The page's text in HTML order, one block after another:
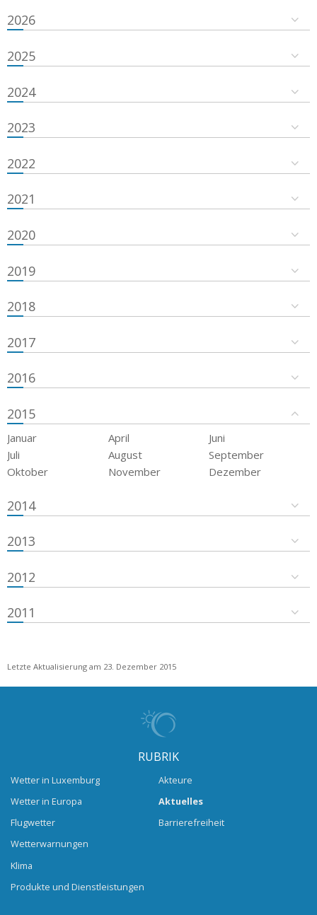
2026
2025
2024
2023
2022
2021
2020
2019
2018
2017
2016
2015
Januar April
Juni
Juli
August
September
Oktober
November Dezember
2014
2013
2012
2011
Letzte Aktualisierung am 23. Dezember 2015
RUBRIK
Wetter in Luxemburg
Wetter in Europa
Flugwetter
Wetterwarnungen
Klima
Produkte und Dienstleistungen
Akteure
Aktuelles
Barrierefreiheit